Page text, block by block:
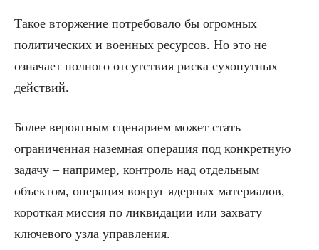
Такое вторжение потребовало бы огромных
политических и военных ресурсов. Но это не
означает полного отсутствия риска сухопутных
действий.
Более вероятным сценарием может стать
ограниченная наземная операция под конкретную
задачу – например, контроль над отдельным
объектом, операция вокруг ядерных материалов,
короткая миссия по ликвидации или захвату
ключевого узла управления.